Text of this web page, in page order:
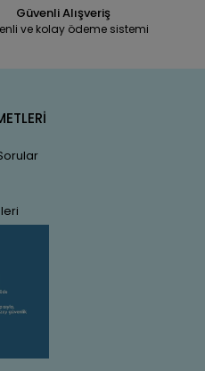
Güvenli Alışveriş
ve kolay ödeme sistemi